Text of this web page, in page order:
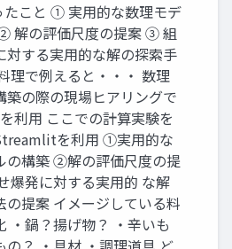
たこと ① 実用的な数理モデ
解の評価尺度の提案 ③ 組
対する実用的な解の探索手
理で例えると・・・ 数理
築の際の現場ヒアリングで
利用 ここでの計算実験を
を利用 ①実用的な
の構築 ②解の評価尺度の提
爆発に対する実用的 な解
の提案 イメージしている料
・鍋？揚げ物？ ・辛いも